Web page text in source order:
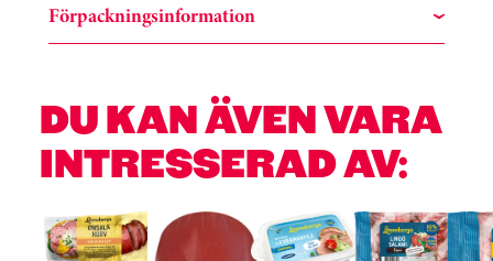
Förpackningsinformation
DU KAN ÄVEN VARA
INTRESSERAD AV:
Hoppa över kortkarusell